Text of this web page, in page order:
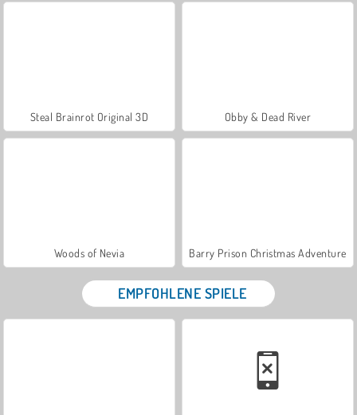
Steal Brainrot Original 3D Obby & Dead River
Woods of Nevia Barry Prison Christmas Adventure
EMPFOHLENE SPIELE